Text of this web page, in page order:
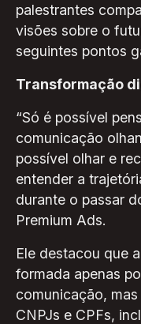
palestrantes
visões sobre o
seguintes pontos
Transformação
“Só é possível
comunicação
possível olhar e
entender a
durante o passar
Premium Ads.
Ele destacou que
formada apenas
comunicação,
CNPJs e CPFs,